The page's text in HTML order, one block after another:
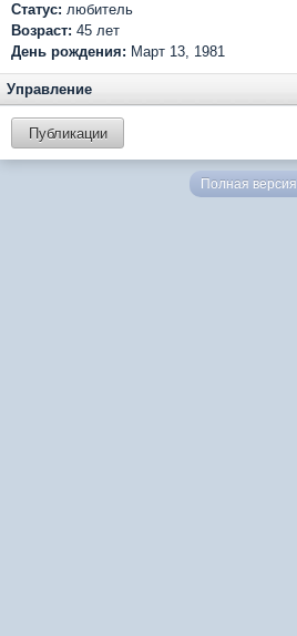
Статус: любитель
Возраст: 45 лет
День рождения: Март 13, 1981
Управление
Публикации
Полная версия